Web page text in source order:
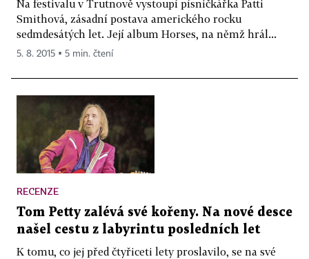
Na festivalu v Trutnově vystoupí písničkářka Patti
Smithová, zásadní postava amerického rocku
sedmdesátých let. Její album Horses, na němž hrál...
5. 8. 2015 ▪ 5 min. čtení
RECENZE
Tom Petty zalévá své kořeny. Na nové desce
našel cestu z labyrintu posledních let
K tomu, co jej před čtyřiceti lety proslavilo, se na své